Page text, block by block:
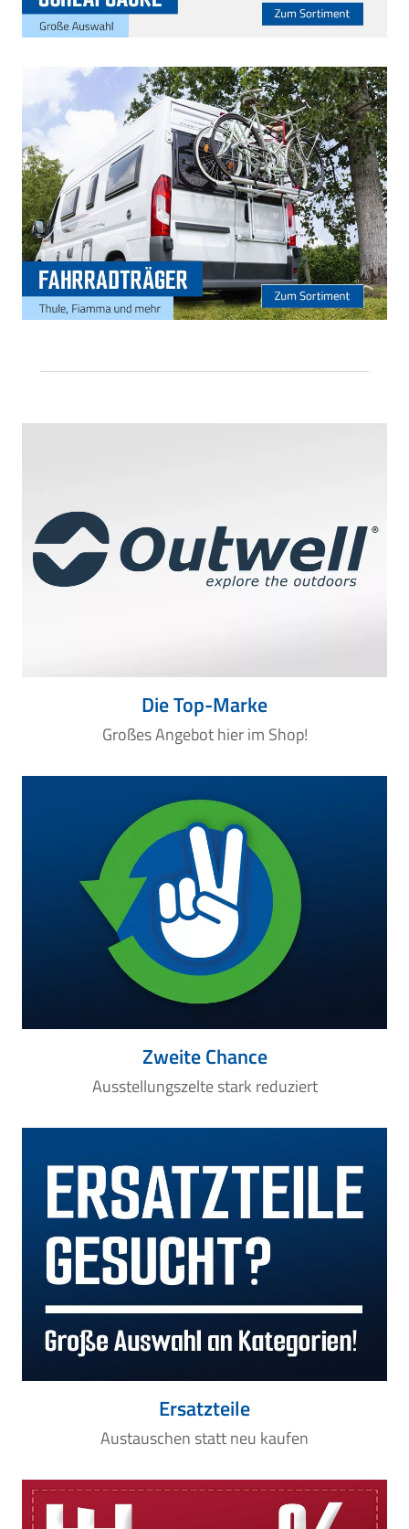
Die Top-Marke
Großes Angebot hier im Shop!
Zweite Chance
Ausstellungszelte stark reduziert
Ersatzteile
Austauschen statt neu kaufen